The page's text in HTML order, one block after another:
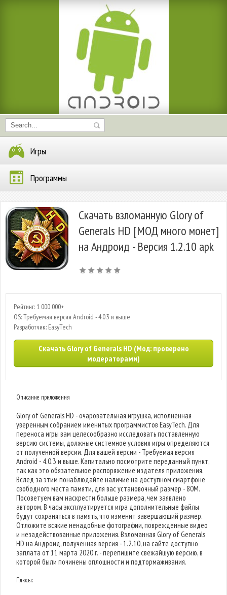
Игры
Программы
Скачать взломанную Glory of
Generals HD [МОД много монет]
на Андроид - Версия 1.2.10 apk
Рейтинг: 1 000 000+
OS: Требуемая версия Android - 4.0.3 и выше
Разработчик: EasyTech
Скачать Glory of Generals HD (Мод: проверено
модераторами)
Описание приложения
Glory of Generals HD - очаровательная игрушка, исполненная
уверенным собранием именитых программистов EasyTech. Для
переноса игры вам целесообразно исследовать поставленную
версию системы, должные системное условия игры определяются
от полученной версии. Для вашей версии - Требуемая версия
Android - 4.0.3 и выше. Капитально посмотрите переданный пункт,
так как это обязательное распоряжение издателя приложения.
Вслед за этим понаблюдайте наличие на доступном смартфоне
свободного места памяти, для вас установочный размер - 80M.
Посоветуем вам наскрести больше размера, чем заявлено
автором. В часы эксплуатируется игра дополнительные файлы
будут сохраняться в память, что изменит завершающий размер.
Отложите всякие ненадобные фотографии, поврежденные видео
и незадействованные приложения. Взломанная Glory of Generals
HD на Андроид, полученная версия - 1.2.10, на сайте доступно
заплата от 11 марта 2020 г. - перепишите свежайшую версию, в
которой были починены оплошности и подтормаживания.
Плюсы: